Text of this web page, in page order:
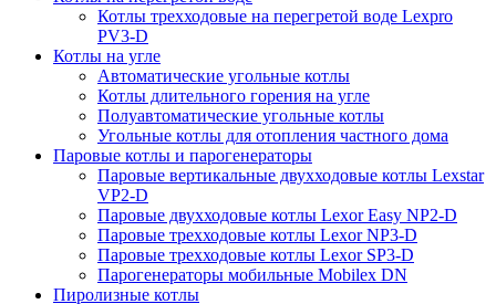
Котлы трехходовые на перегретой воде Lexpro
PV3-D
Котлы на угле
Автоматические угольные котлы
Котлы длительного горения на угле
Полуавтоматические угольные котлы
Угольные котлы для отопления частного дома
Паровые котлы и парогенераторы
Паровые вертикальные двухходовые котлы Lexstar
VP2-D
Паровые двухходовые котлы Lexor Easy NP2-D
Паровые трехходовые котлы Lexor NP3-D
Паровые трехходовые котлы Lexor SP3-D
Парогенераторы мобильные Mobilex DN
Пиролизные котлы